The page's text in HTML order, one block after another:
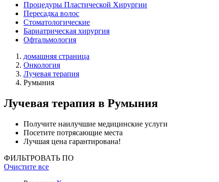
Процедуры Пластической Хирургии
Пересадка волос
Стоматологические
Бариатрическая хирургия
Офтальмология
домашняя страница
Онкология
Лучевая терапия
Румыния
Лучевая терапия в Румыния
Получите наилучшие медицинские услуги
Посетите потрясающие места
Лучшая цена гарантирована!
ФИЛЬТРОВАТЬ ПО
Очистите все